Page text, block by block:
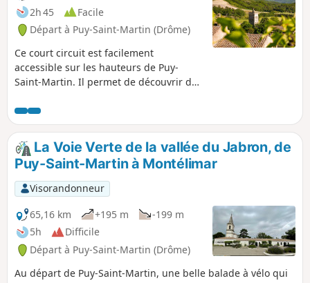
2h 45
Facile
Départ à Puy-Saint-Martin (Drôme)
Ce court circuit est facilement
accessible sur les hauteurs de Puy-
Saint-Martin. Il permet de découvrir de
village et sur la plaine de la Valdaine.
La Voie Verte de la vallée du Jabron, de
Puy-Saint-Martin à Montélimar
Visorandonneur
65,16 km
+195 m
-199 m
5h
Difficile
Départ à Puy-Saint-Martin (Drôme)
Au départ de Puy-Saint-Martin, une belle balade à vélo qui